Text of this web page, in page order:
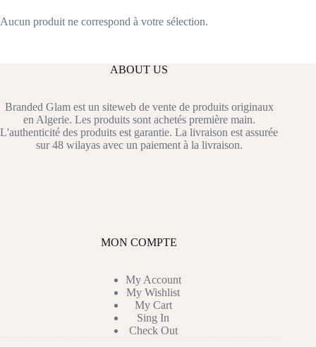
Aucun produit ne correspond à votre sélection.
ABOUT US
Branded Glam est un siteweb de vente de produits originaux
en Algerie. Les produits sont achetés première main.
L'authenticité des produits est garantie. La livraison est assurée
sur 48 wilayas avec un paiement à la livraison.
MON COMPTE
My Account
My Wishlist
My Cart
Sing In
Check Out